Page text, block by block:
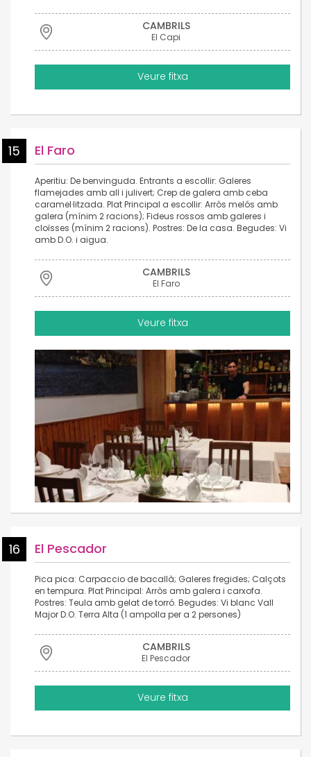
CAMBRILS
El Capi
Veure fitxa
15 El Faro
Aperitiu: De benvinguda. Entrants a escollir: Galeres
flamejades amb all i julivert; Crep de galera amb ceba
caramel·litzada. Plat Principal a escollir: Arròs melós amb
galera (mínim 2 racions); Fideus rossos amb galeres i
cloïsses (mínim 2 racions). Postres: De la casa. Begudes: Vi
amb D.O. i aigua.
CAMBRILS
El Faro
Veure fitxa
16 El Pescador
Pica pica: Carpaccio de bacallà; Galeres fregides; Calçots
en tempura. Plat Principal: Arròs amb galera i carxofa.
Postres: Teula amb gelat de torró. Begudes: Vi blanc Vall
Major D.O. Terra Alta (1 ampolla per a 2 persones)
CAMBRILS
El Pescador
Veure fitxa